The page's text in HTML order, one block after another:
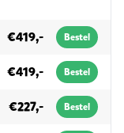
€419,- Bestel
€419,- Bestel
€227,- Bestel